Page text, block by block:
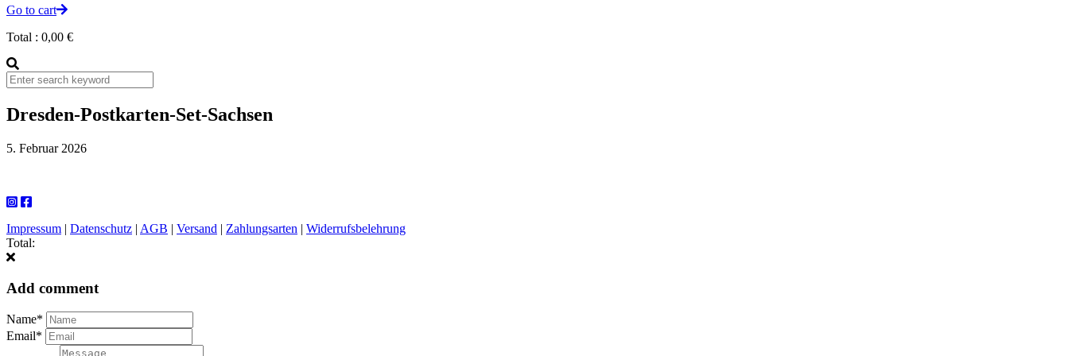
Go to cart
Total : 0,00 €
Dresden-Postkarten-Set-Sachsen
5. Februar 2026
Impressum | Datenschutz | AGB | Versand | Zahlungsarten | Widerrufsbelehrung
Total:
Add comment
Name*
Email*